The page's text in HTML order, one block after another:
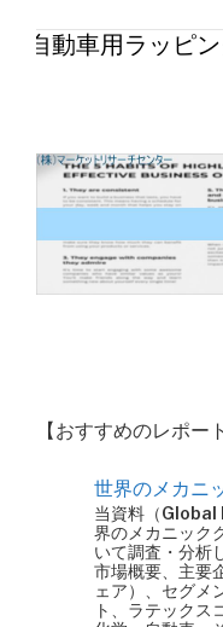
自動車用ラッピ
【おすすめのレポー
世界のメカニ
当資料（
界のメカニック
いて調査・分析
市場概要、主要
ェア）、セグメ
ト、ラテックス